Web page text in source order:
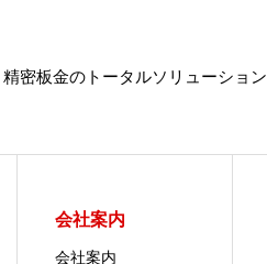
精密板金のトータルソリューション
会社案内
会社案内